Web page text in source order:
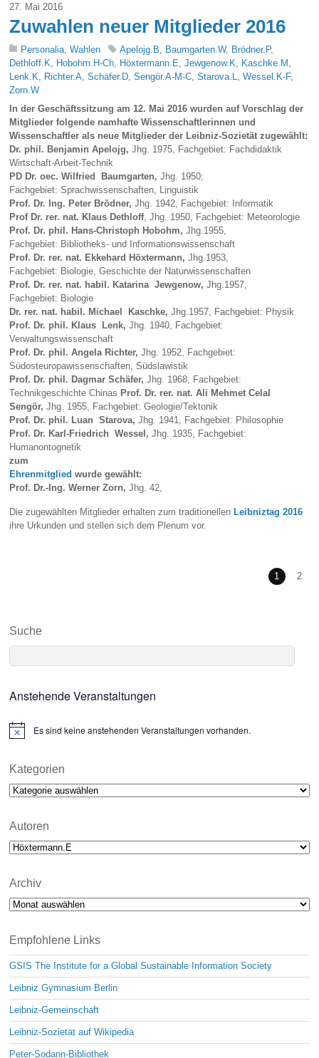
27. Mai 2016
Zuwahlen neuer Mitglieder 2016
Personalia ,Wahlen Apelojg.B Baumgarten.W, Brödner.P,
Dethloff.K
Hobohm.H-Ch Höxtermann.E ,Jewgenow.K Kaschke.M
Lenk.K
Richter.A ,Schäfer.D ,Sengör.A-M-C ,Starova.L ,Wessel.K-F,
Zorn.W
In der Geschäftssitzung am 12. Mai 2016 wurden auf Vorschlag der
Mitglieder folgende namhafte Wissenschaftlerinnen und
Wissenschaftler als neue Mitglieder der Leibniz-Sozietät zugewählt:
Dr. phil. Benjamin Apelojg,Jhg. 1975, Fachgebiet: Fachdidaktik
Wirtschaft-Arbeit-Technik
PD Dr. oec. Wilfried Baumgarten,Jhg. 1950;
Fachgebiet: Sprachwissenschaften, Linguistik
Prof. Dr. Ing. Peter Brödner,Jhg. 1942, Fachgebiet: Informatik
Prof Dr. rer. nat. Klaus Dethloff, Jhg. 1950, Fachgebiet: Meteorologie
Prof. Dr. phil. Hans-Christoph Hobohm,Jhg.1955,
Fachgebiet: Bibliotheks- und Informationswissenschaft
Prof. Dr. rer. nat. Ekkehard Höxtermann,Jhg.1953,
Fachgebiet: Biologie, Geschichte der Naturwissenschaften
Prof. Dr. rer. nat. habil. Katarina Jewgenow,Jhg.1957,
Fachgebiet: Biologie
Dr. rer. nat. habil. Michael Kaschke,Jhg.1957, Fachgebiet: Physik
Prof. Dr. phil. Klaus Lenk,Jhg. 1940, Fachgebiet:
Verwaltungswissenschaft
Prof. Dr. phil.Angela Richter,Jhg. 1952, Fachgebiet:
Südosteuropawissenschaften, Südslawistik
Prof. Dr. phil. Dagmar Schäfer,Jhg. 1968, Fachgebiet:
Technikgeschichte Chinas Prof. Dr. rer. nat. Ali Mehmet Celal
Sengör,Jhg. 1955, Fachgebiet: Geologie/Tektonik
Prof. Dr. phil. Luan Starova,Jhg. 1941, Fachgebiet: Philosophie
Prof. Dr. Karl-Friedrich Wessel ,Jhg. 1935, Fachgebiet:
Humanontognetik
zum
Ehrenmitgliedwurde gewählt:
Prof. Dr.-Ing. Werner Zorn,Jhg. 42,
Die zugewählten Mitglieder erhalten zum traditionellen Leibniztag 2016
ihre Urkunden und stellen sich dem Plenum vor.
1 2
Suche
Anstehende Veranstaltungen
N
i
e
Es sind keine anstehenden Veranstaltungen vorhanden.
Kategorien
Kategorien
Autoren
Archiv
Archiv
Empfohlene Links
GSIS The Institute for a Global Sustainable Information Society
Leibniz Gymnasium Berlin
Leibniz-Gemeinschaft
Leibniz-Sozietät auf Wikipedia
Peter-Sodann-Bibliothek